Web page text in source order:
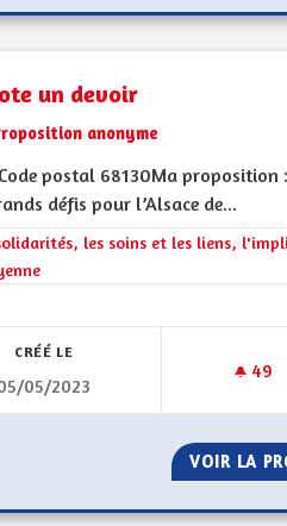
un devoir
anonyme
postal 68130Ma proposition
défis pour l’Alsace de...
les résultats de la catégorie : Les
les soins et les liens,
CRÉÉ LE
05/2023
49
VOIR LA